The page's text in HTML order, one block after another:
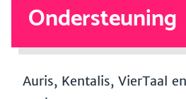
Ondersteuning
Auris, Kentalis, VierTaal